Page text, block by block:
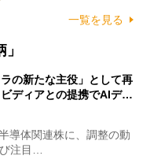
一覧を見る
の新たな主役」として再
ディアとの提携でAIデ…
導体関連株に、調整の動
注目…